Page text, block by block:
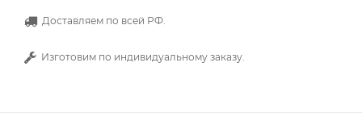
Доставляем по всей РФ.
Изготовим по индивидуальному заказу.